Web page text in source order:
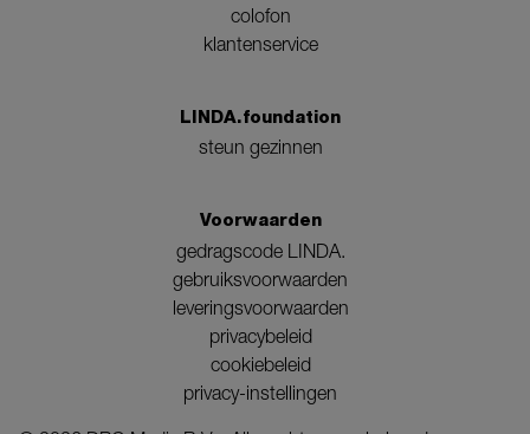
colofon
klantenservice
LINDA.foundation
steun gezinnen
Voorwaarden
gedragscode LINDA.
gebruiksvoorwaarden
leveringsvoorwaarden
privacybeleid
cookiebeleid
privacy-instellingen